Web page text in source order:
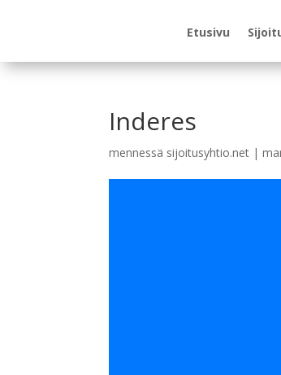
Etusivu
Inderes
mennessä sijoitusyhtio.net |